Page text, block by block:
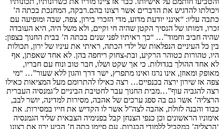
ויכולתו להדגיש את הדברים אשר רצונו בהם.רבקה, המחנכת בכתה ה’
כתבה עליו: “אינני יודעת מדוע, מדי הזכרי בירון, צפה, שבה ומופיעה עם
זכרו, דמותו של הנסיך הקטן שהיה חי וקיים, ולא משל היה, היא העובדה
שהיה חביב וחמוד”… “כך ראיתיו לפני שנים בכתה ה’ בבית החנוך בצפון:
בין כל העיניים הנפלאות של ילדי הכתה, ראיתי את עיניו של ירון, תכולות
היו, טהורות כטוהר הרקיע, ובת-צחוק ריחפה בהן. לא אחד שאפתן, אף
לא אחד ההולך בגדולות. כי אך שקט ושלו, חבר טוב ונוח עם חבריו,
מאופק ומאוזן, אינו נרגז ואינו מתפרץ, ישר דרך והגון ללא שעור”… “מי
צפה אז שירון ירצה בכנפיים… רצה כאילו להתרומם מעל המציאות כאילו
רצה להגביה עוף”…מבית החנוך עבר לחטיבת הביניים ל’גמנסיה העברית
הרצליה’ אשר גם בה ספג ערכים של אהבה, מסירות למדינה, יושר לבב,
כבוד והבנה לזולת, אהבה לצה”ל אשר לו הקדיש את חייו במסירות. את
אימוניו הראשונים וכן כנפי הצנחן קבל בפנימיה הצבאית שליד הגמנסיה
‘הרצליה’ במקביל ללמודי הבגרות. עם סיימו כתה ח’ הביע ירון את רצונו